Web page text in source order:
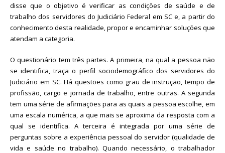
disse que o objetivo é verificar as condições de saúde e de
trabalho dos servidores do Judiciário Federal em SC e, a partir do
conhecimento desta realidade, propor e encaminhar soluções que
atendam a categoria.
O questionário tem três partes. A primeira, na qual a pessoa não
se identifica, traça o perfil sociodemográfico dos servidores do
Judiciário em SC. Há questões como grau de instrução, tempo de
profissão, cargo e jornada de trabalho, entre outras. A segunda
tem uma série de afirmações para as quais a pessoa escolhe, em
uma escala numérica, a que mais se aproxima da resposta com a
qual se identifica. A terceira é integrada por uma série de
perguntas sobre a experiência pessoal do servidor (qualidade de
vida e saúde no trabalho). Quando necessário, o trabalhador